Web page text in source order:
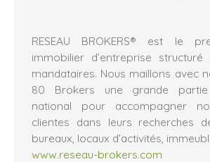
RESEAU BROKERS® est le
immobilier d’entreprise
mandataires. Nous maillons avec
80 Brokers une grande
national pour accompagner
clientes dans leurs recherches
bureaux, locaux d’activités,
www.reseau-brokers.com